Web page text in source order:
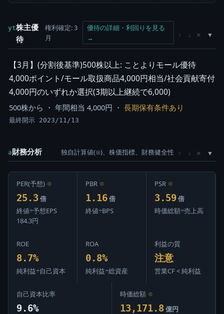
yt株主優
待
権利確定: 3
月
優待の詳細・利回りを見る
→
↑ ↓ ×
【3月】(分割後基準)500株以上: ことよりモール優待
4,000ポイント/モール取扱商品4,000円相当/社会貢献寄付
4,000円のいずれか選択(3期以上継続で6,000)
500株から ・ 年間相当 4,000円 ・ 長期保有条件あり
最終開示 2023/11/13
a財務分析 独自計算値(⊙)、株価指標、財務健全性 ↑ ↓ ×
PER(予想) ⊙
25.3 倍
終値÷予想EPS
184.3円
PBR ⊙
1.16 倍
終値÷BPS
PSR ⊙
3.59 倍
時価総額÷売上高
ROE
8.7%
純利益÷自己資本
ROA
0.8%
純利益÷総資産
利益の質
注意
営業CF < 純利益
自己資本比率
9.6%
時価総額 ⊙
13,171.8 億円